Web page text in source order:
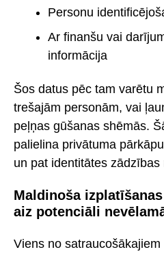
Personu
Ar finanšu vai
informācija
Šos datus pēc tam varētu
trešajām personām, vai
peļņas gūšanas shēmās.
palielina privātuma
un pat identitātes zādzības
Maldinoša
aiz potenciāli
Viens no